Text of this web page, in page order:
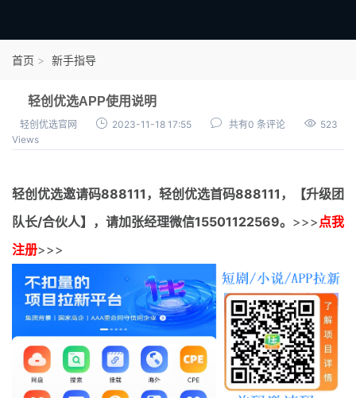
结算进度
团队长扶持
充场项目报价
无人直播
电商入门
新手指导
最新通知
首页 新手指导
轻创优选APP使用说明
轻创优选官网 2023-11-18 17:55 共有0 条评论
523
Views
轻创优选邀请码888111， 轻创优选首码888111，【升级团
队长/合伙人】，请加张经理微信15501122569。 >>>点我
注册>>>